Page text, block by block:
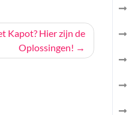
Kapot? Hier zijn de
Oplossingen!